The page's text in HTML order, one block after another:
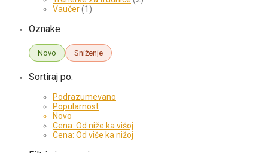
Vaučer(1)
Oznake
Novo Sniženje
Sortiraj po:
Podrazumevano
Popularnost
Novo
Cena: Od niže ka višoj
Cena: Od više ka nižoj